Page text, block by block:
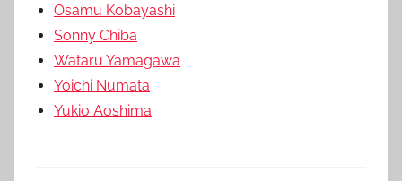
Osamu Kobayashi
Sonny Chiba
Wataru Yamagawa
Yoichi Numata
Yukio Aoshima